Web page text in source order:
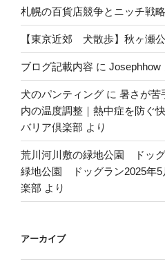
札幌の百貨店競争とニッチ戦略
【東京近郊 犬散歩】秋ヶ瀬
ブログ記載内容 に Josephhow
犬のパンティング に 暑さが苦
内の温度調整｜熱中症を防ぐ
バリア倶楽部 より
荒川河川敷の緑地公園 ドッ
緑地公園 ドッグラン2025年5
楽部 より
アーカイブ